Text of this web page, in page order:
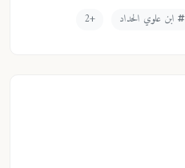
ابن علوي الحداد +2